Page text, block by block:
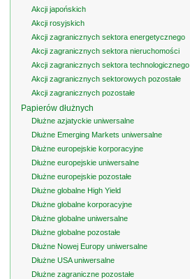
Akcji japońskich
Akcji rosyjskich
Akcji zagranicznych sektora energetycznego
Akcji zagranicznych sektora nieruchomości
Akcji zagranicznych sektora technologicznego
Akcji zagranicznych sektorowych pozostałe
Akcji zagranicznych pozostałe
Papierów dłużnych
Dłużne azjatyckie uniwersalne
Dłużne Emerging Markets uniwersalne
Dłużne europejskie korporacyjne
Dłużne europejskie uniwersalne
Dłużne europejskie pozostałe
Dłużne globalne High Yield
Dłużne globalne korporacyjne
Dłużne globalne uniwersalne
Dłużne globalne pozostałe
Dłużne Nowej Europy uniwersalne
Dłużne USA uniwersalne
Dłużne zagraniczne pozostałe